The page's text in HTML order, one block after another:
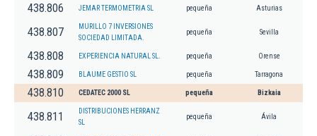
438.806 JEMAR TERMOMETRIA SL pequeña Asturias
438.807
MURILLO 7 INVERSIONES
SOCIEDAD LIMITADA.
pequeña Sevilla
438.808 EXPERIENCIA NATURAL SL. pequeña Orense
438.809 BLAUME GESTIO SL pequeña Tarragona
438.810 CEDATEC 2000 SL pequeña Bizkaia
438.811
DISTRIBUCIONES HERRANZ
SL
pequeña Ávila